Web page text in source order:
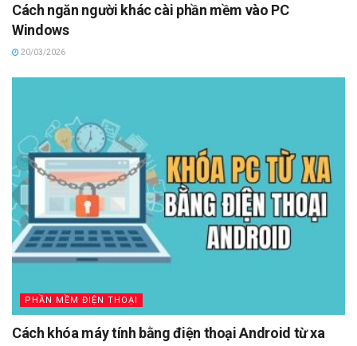
Cách ngăn người khác cài phần mềm vào PC
Windows
20/03/2026
PHẦN MỀM ĐIỆN THOẠI
Cách khóa máy tính bằng điện thoại Android từ xa